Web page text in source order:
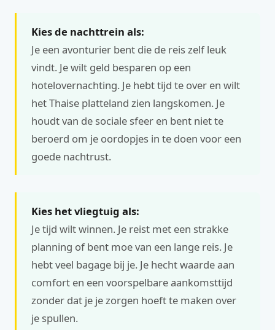
Kies de nachttrein als:
Je een avonturier bent die de reis zelf leuk
vindt. Je wilt geld besparen op een
hotelovernachting. Je hebt tijd te over en wilt
het Thaise platteland zien langskomen. Je
houdt van de sociale sfeer en bent niet te
beroerd om je oordopjes in te doen voor een
goede nachtrust.
Kies het vliegtuig als:
Je tijd wilt winnen. Je reist met een strakke
planning of bent moe van een lange reis. Je
hebt veel bagage bij je. Je hecht waarde aan
comfort en een voorspelbare aankomsttijd
zonder dat je je zorgen hoeft te maken over
je spullen.